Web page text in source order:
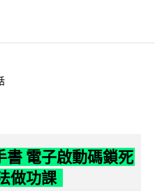
書 電子啟動碼鎖死
做功課